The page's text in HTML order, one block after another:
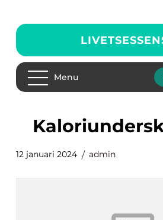
Menu
12 januari 2024 admin